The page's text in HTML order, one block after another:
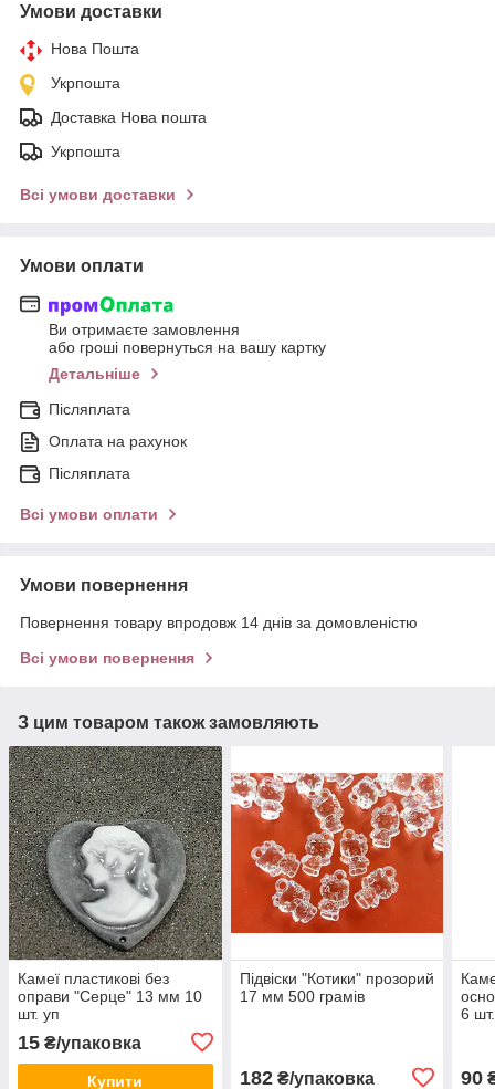
Умови доставки
Нова Пошта
Укрпошта
Доставка Нова пошта
Укрпошта
Всі умови доставки
Умови оплати
Ви отримаєте замовлення
або гроші повернуться на вашу картку
Детальніше
Післяплата
Оплата на рахунок
Післяплата
Всі умови оплати
Умови повернення
Повернення товару впродовж 14 днів за домовленістю
Всі умови повернення
З цим товаром також замовляють
Камеї пластикові без
оправи "Серце" 13 мм 10
шт. уп
15 ₴/упаковка
Купити
Підвіски "Котики" прозорий
17 мм 500 грамів
182₴/упаковка
6 шт.
90